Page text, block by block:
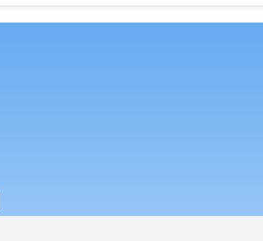
💕